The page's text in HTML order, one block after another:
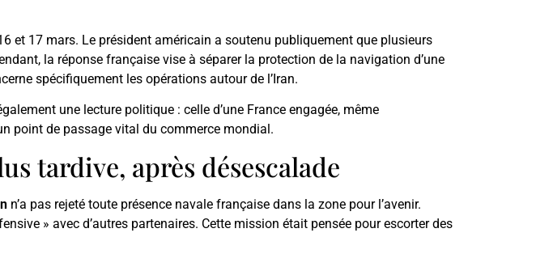
et 17 mars. Le président américain a soutenu publiquement que plusieurs
la réponse française vise à séparer la protection de la navigation d’une
spécifiquement les opérations autour de l’Iran.
une lecture politique : celle d’une France engagée, même
point de passage vital du commerce mondial.
tardive, après désescalade
n’a pas rejeté toute présence navale française dans la zone pour l’avenir.
» avec d’autres partenaires. Cette mission était pensée pour escorter des